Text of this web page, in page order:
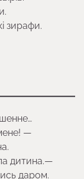
зирафи.
—
дитина.—
даром.